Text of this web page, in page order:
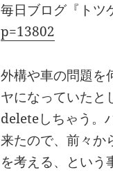
毎日ブログ『トツ
p=13802
外構や車の問題を
ヤになっていたと
deleteしちゃう。
来たので、前々か
を考える、という